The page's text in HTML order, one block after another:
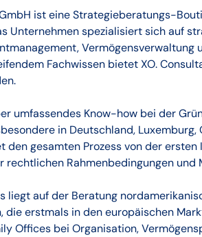
ist eine Strategieberatungs-
Unternehmen spezialisiert sich auf
Vermögensverwaltung
Fachwissen bietet XO.
umfassendes Know-how bei der
in Deutschland,
den gesamten Prozess von der
rechtlichen Rahmenbedingungen und
liegt auf der Beratung
die erstmals in den europäischen
Offices bei Organisation,